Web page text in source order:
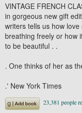
VINTAGE FRENCH
in gorgeous new gift
writers tells us how
breathing freely or how
to be beautiful . .
. One thinks of her as
.' New York Times